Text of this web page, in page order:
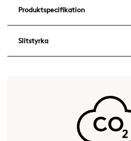
Produktspecifikation
Slitstyrka